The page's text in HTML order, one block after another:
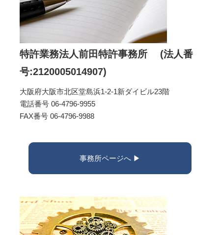
特許業務法人前田特許事務所 (法人番
号:2120005014907)
大阪府大阪市北区堂島浜1-2-1新ダイビル23階
電話番号 06-4796-9955
FAX番号 06-4796-9988
事務所ページへ ▶︎